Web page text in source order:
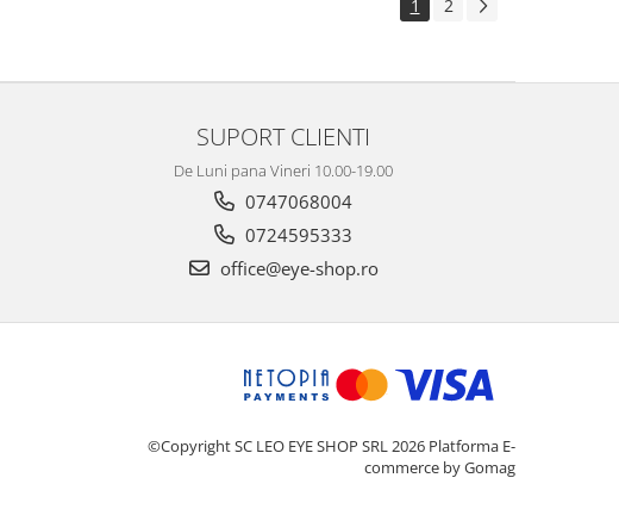
1 2
SUPORT CLIENTI
De Luni pana Vineri 10.00-19.00
0747068004
0724595333
office@eye-shop.ro
©Copyright SC LEO EYE SHOP SRL 2026 Platforma E-
commerce by Gomag